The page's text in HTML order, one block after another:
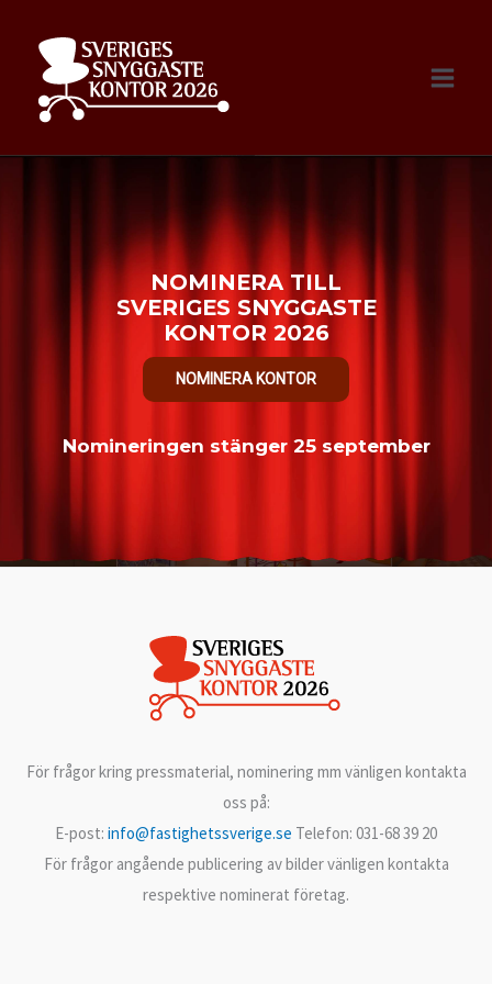
innehåll
NOMINERA KONTOR
För frågor kring pressmaterial, nominering mm vänligen kontakta
oss på:
E-post: info@fastighetssverige.se Telefon: 031-68 39 20
För frågor angående publicering av bilder vänligen kontakta
respektive nominerat företag.